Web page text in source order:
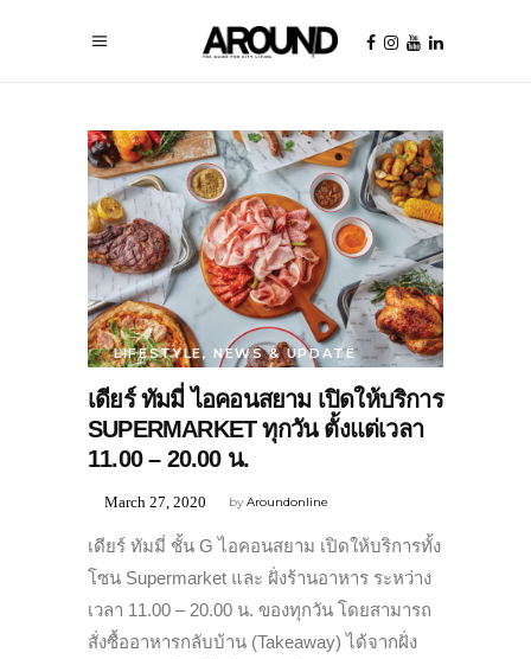
LIFESTYLE,NEWS & UPDATE
เดียร์ ทัมมี่ ไอคอนสยาม เปิดให้บริการ
SUPERMARKET ทุกวัน ตั้งแต่เวลา
11.00 – 20.00 น.
byAroundonline
March 27, 2020
เดียร์ ทัมมี่ ชั้น Gไอคอนสยาม เปิดให้บริการทั้ง
โซน Supermarket และ ฝั่งร้านอาหาร ระหว่าง
เวลา 11.00 – 20.00 น. ของทุกวัน โดยสามารถ
สั่งซื้ออาหารกลับบ้าน (Takeaway)ได้จากฝั่ง